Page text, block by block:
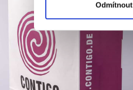
Odmítnout